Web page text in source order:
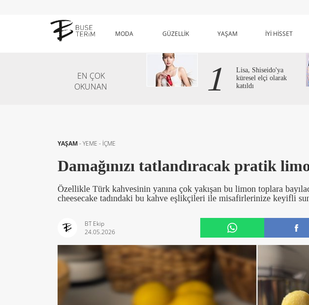
MODA GÜZELLİK YAŞAM İYİ HİSSET
EN ÇOK
OKUNAN
1
Lisa, Shiseido'ya
küresel elçi olarak
katıldı
YAŞAM-YEME - İÇME
Damağınızı tatlandıracak pratik
Özellikle Türk kahvesinin yanına çok yakışan bu limon toplara
cheesecake tadındaki bu kahve eşlikçileri ile misafirlerinize keyifli
BT Ekip
24.05.2026